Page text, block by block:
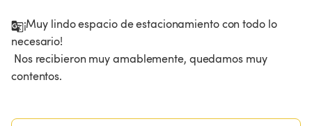
¡Muy lindo espacio de estacionamiento con todo lo
necesario!
contentos.